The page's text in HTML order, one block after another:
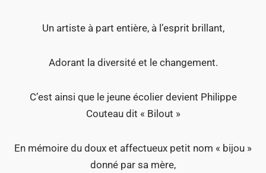
Un artiste à part entière, à l’esprit brillant,
Adorant la diversité et le changement.
C’est ainsi que le jeune écolier devient Philippe
Couteau dit « Bilout »
En mémoire du doux et affectueux petit nom « bijou »
donné par sa mère,